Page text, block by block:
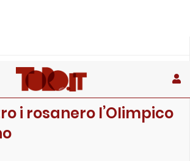
i rosanero l’Olimpico